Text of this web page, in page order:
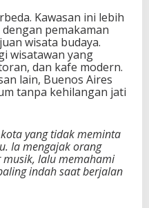
Kawasan ini lebih
pemakaman
wisata budaya.
wisatawan yang
dan kafe modern.
lain, Buenos Aires
tanpa kehilangan jati
yang tidak meminta
Ia mengajak orang
lalu memahami
indah saat berjalan